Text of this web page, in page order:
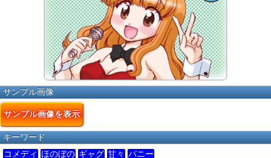
サンプル画像
サンプル画像を表示
キーワード
コメディ ほのぼの ギャグ 甘々 バニー